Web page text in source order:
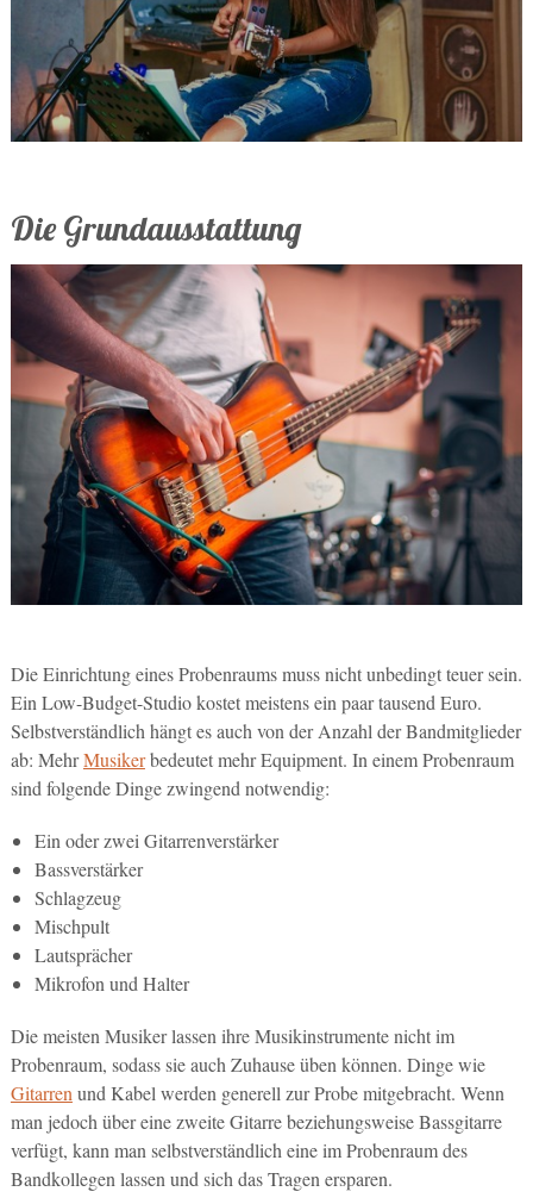
Die Grundausstattung
Die Einrichtung eines Probenraums muss nicht unbedingt teuer sein.
Ein Low-Budget-Studio kostet meistens ein paar tausend Euro.
Selbstverständlich hängt es auch von der Anzahl der Bandmitglieder
ab: MehrMusikerbedeutet mehr Equipment. In einem Probenraum
sind folgende Dinge zwingend notwendig:
Ein oder zwei Gitarrenverstärker
Bassverstärker
Schlagzeug
Mischpult
Lautsprächer
Mikrofon und Halter
Die meisten Musiker lassen ihre Musikinstrumente nicht im
Probenraum, sodass sie auch Zuhause üben können. Dinge wie
Gitarrenund Kabel werden generell zur Probe mitgebracht. Wenn
man jedoch über eine zweite Gitarre beziehungsweise Bassgitarre
verfügt, kann man selbstverständlich eine im Probenraum des
Bandkollegen lassen und sich das Tragen ersparen.